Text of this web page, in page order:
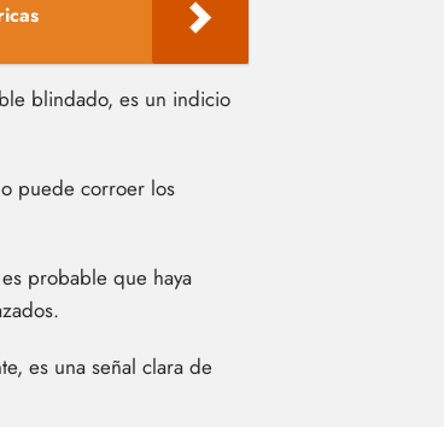
blindado, es un indicio
puede corroer los
probable que haya
es una señal clara de